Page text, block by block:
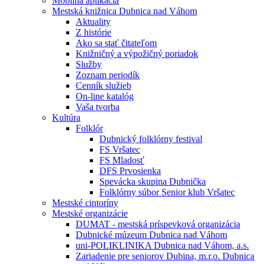
Mestská knižnica Dubnica nad Váhom
Aktuality
Z histórie
Ako sa stať čitateľom
Knižničný a výpožičný poriadok
Služby
Zoznam periodík
Cenník služieb
On-line katalóg
Vaša tvorba
Kultúra
Folklór
Dubnický folklórny festival
FS Vršatec
FS Mladosť
DFS Prvosienka
Spevácka skupina Dubnička
Folklórny súbor Senior klub Vršatec
Mestské cintoríny
Mestské organizácie
DUMAT - mestská príspevková organizácia
Dubnické múzeum Dubnica nad Váhom
uni-POLIKLINIKA Dubnica nad Váhom, a.s.
Zariadenie pre seniorov Dubina, m.r.o. Dubnica